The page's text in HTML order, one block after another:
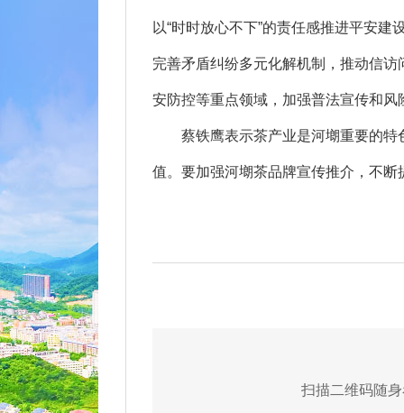
以“时时放心不下”的责任感推进平安
完善矛盾纠纷多元化解机制，推动信
安防控等重点领域，加强普法宣传和
蔡铁鹰表示茶产业是河㙟重要的特
值。要加强河㙟茶品牌宣传推介，不
扫描二维码随